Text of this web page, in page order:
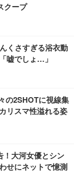
クープ
くさすぎる浴衣動
嘘でしょ…」
の2SHOTに視線集
リスマ性溢れる姿
！大河女優とシン
せにネットで憶測